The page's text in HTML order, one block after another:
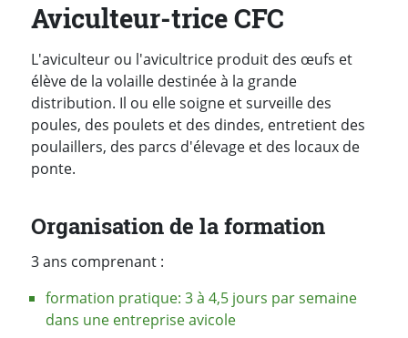
Aviculteur-trice CFC
L'aviculteur ou l'avicultrice produit des œufs et
élève de la volaille destinée à la grande
distribution. Il ou elle soigne et surveille des
poules, des poulets et des dindes, entretient des
poulaillers, des parcs d'élevage et des locaux de
ponte.
Organisation de la formation
3 ans comprenant :
formation pratique: 3 à 4,5 jours par semaine
dans une entreprise avicole